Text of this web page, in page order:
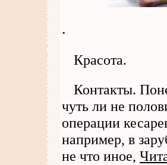
.
Красота.
Контакты.
чуть ли не
операции
например, в
не что иное,